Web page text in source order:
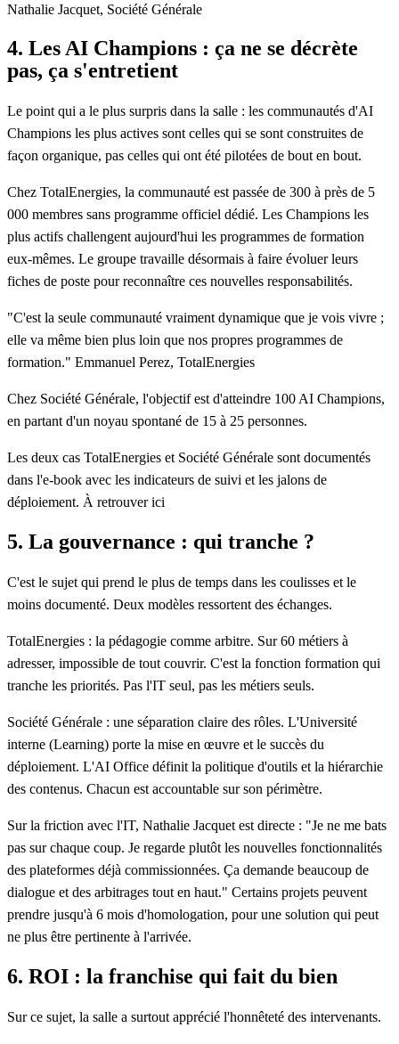
Nathalie Jacquet, Société Générale
4. Les AI Champions : ça ne se décrète
pas, ça s'entretient
Le point qui a le plus surpris dans la salle : les communautés d'AI
Champions les plus actives sont celles qui se sont construites de
façon organique, pas celles qui ont été pilotées de bout en bout.
Chez TotalEnergies, la communauté est passée de 300 à près de 5
000 membres sans programme officiel dédié. Les Champions les
plus actifs challengent aujourd'hui les programmes de formation
eux-mêmes. Le groupe travaille désormais à faire évoluer leurs
fiches de poste pour reconnaître ces nouvelles responsabilités.
"C'est la seule communauté vraiment dynamique que je vois vivre ;
elle va même bien plus loin que nos propres programmes de
formation." Emmanuel Perez, TotalEnergies
Chez Société Générale, l'objectif est d'atteindre 100 AI Champions,
en partant d'un noyau spontané de 15 à 25 personnes.
Les deux cas TotalEnergies et Société Générale sont documentés
dans l'e-book avec les indicateurs de suivi et les jalons de
déploiement. À retrouver ici
5. La gouvernance : qui tranche ?
C'est le sujet qui prend le plus de temps dans les coulisses et le
moins documenté. Deux modèles ressortent des échanges.
TotalEnergies : la pédagogie comme arbitre. Sur 60 métiers à
adresser, impossible de tout couvrir. C'est la fonction formation qui
tranche les priorités. Pas l'IT seul, pas les métiers seuls.
Société Générale : une séparation claire des rôles. L'Université
interne (Learning) porte la mise en œuvre et le succès du
déploiement. L'AI Office définit la politique d'outils et la hiérarchie
des contenus. Chacun est accountable sur son périmètre.
Sur la friction avec l'IT, Nathalie Jacquet est directe : "Je ne me bats
pas sur chaque coup. Je regarde plutôt les nouvelles fonctionnalités
des plateformes déjà commissionnées. Ça demande beaucoup de
dialogue et des arbitrages tout en haut." Certains projets peuvent
prendre jusqu'à 6 mois d'homologation, pour une solution qui peut
ne plus être pertinente à l'arrivée.
6. ROI : la franchise qui fait du bien
Sur ce sujet, la salle a surtout apprécié l'honnêteté des intervenants.